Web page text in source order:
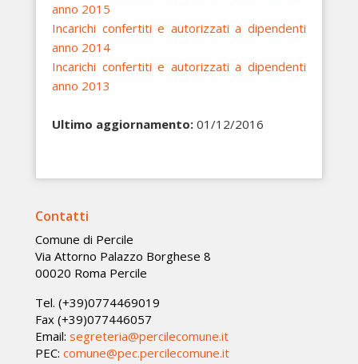
anno 2015
Incarichi confertiti e autorizzati a dipendenti
anno 2014
Incarichi confertiti e autorizzati a dipendenti
anno 2013
Ultimo aggiornamento: 01/12/2016
Contatti
Comune di Percile
Via Attorno Palazzo Borghese 8
00020 Roma Percile
Tel. (+39)0774469019
Fax (+39)077446057
Email: segreteria@percilecomune.it
PEC: comune@pec.percilecomune.it